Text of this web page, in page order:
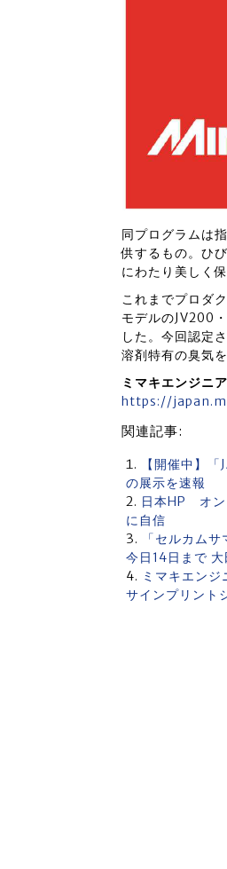
同プログラムは
供するもの。ひ
にわたり美しく
これまでプロダ
モデルのJV200
した。今回認定
溶剤特有の臭気
ミマキエンジニ
https://
関連記事:
【開催中】
の展示を速報
日本HP オン
に自信
「セルカム
今日14日まで
ミマキエン
サインプリント